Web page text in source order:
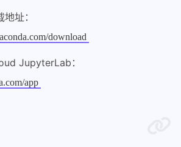
址：
download
JupyterLab：
app